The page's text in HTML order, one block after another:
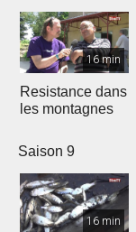
16 min
Resistance dans
les montagnes
Saison 9
16 min